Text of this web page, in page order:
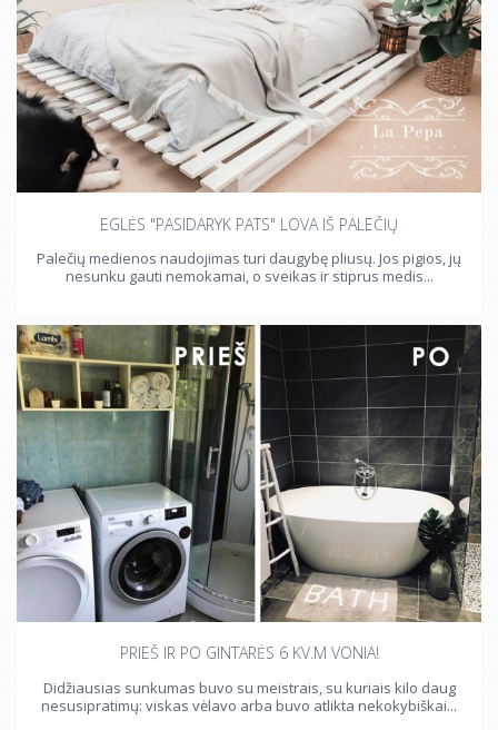
EGLĖS "PASIDARYK PATS" LOVA IŠ PALEČIŲ
Palečių medienos naudojimas turi daugybę pliusų. Jos pigios, jų
nesunku gauti nemokamai, o sveikas ir stiprus medis...
PRIEŠ IR PO GINTARĖS 6 KV.M VONIA!
Didžiausias sunkumas buvo su meistrais, su kuriais kilo daug
nesusipratimų: viskas vėlavo arba buvo atlikta nekokybiškai...